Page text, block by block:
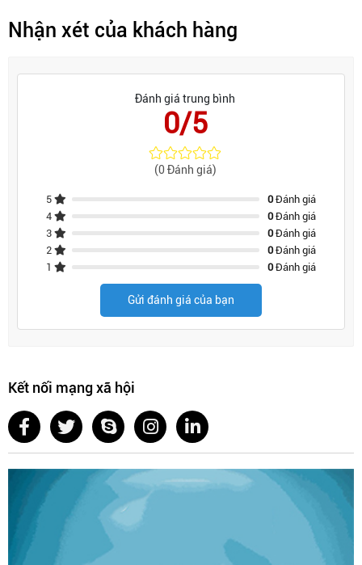
Nhận xét của khách hàng
Đánh giá trung bình
0/5
(0 Đánh giá)
5 0Đánh giá
4
0Đánh giá
3
0Đánh giá
2
0Đánh giá
1
0Đánh giá
Gửi đánh giá của bạn
Kết nối mạng xã hội